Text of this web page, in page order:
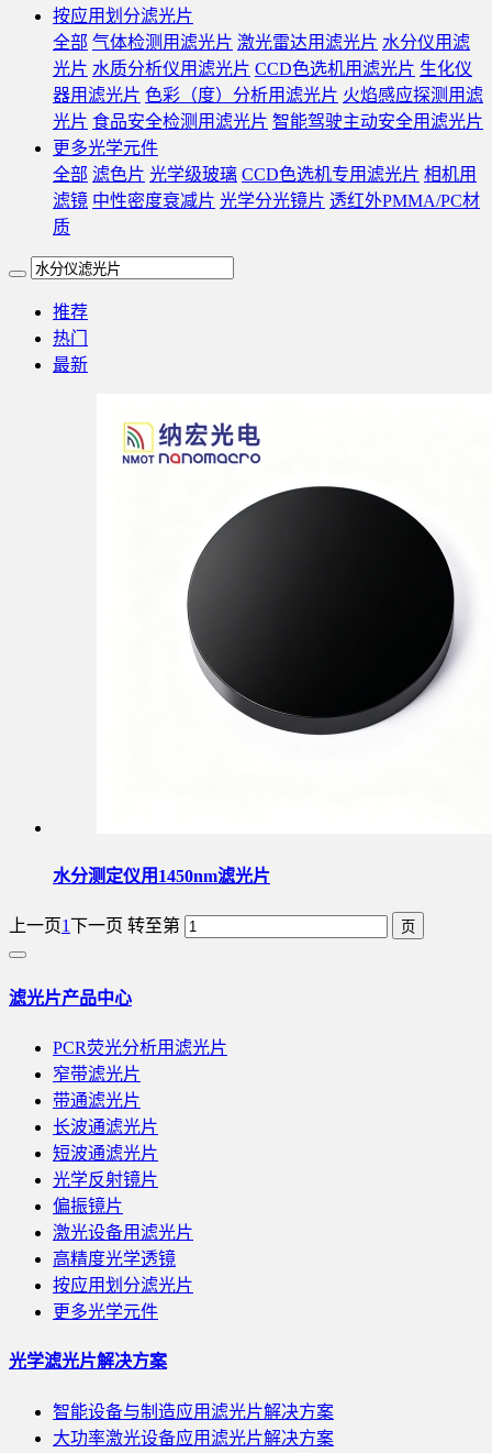
按应用划分滤光片
全部 气体检测用滤光片 激光雷达用滤光片 水分仪用滤
光片 水质分析仪用滤光片 CCD色选机用滤光片 生化仪
器用滤光片 色彩（度）分析用滤光片 火焰感应探测用滤
光片 食品安全检测用滤光片 智能驾驶主动安全用滤光片
更多光学元件
全部 滤色片 光学级玻璃 CCD色选机专用滤光片 相机用
滤镜 中性密度衰减片 光学分光镜片 透红外PMMA/PC材
质
推荐
热门
最新
水分测定仪用1450nm滤光片
上一页1 下一页 转至第
滤光片产品中心
PCR荧光分析用滤光片
窄带滤光片
带通滤光片
长波通滤光片
短波通滤光片
光学反射镜片
偏振镜片
激光设备用滤光片
高精度光学透镜
按应用划分滤光片
更多光学元件
光学滤光片解决方案
智能设备与制造应用滤光片解决方案
大功率激光设备应用滤光片解决方案